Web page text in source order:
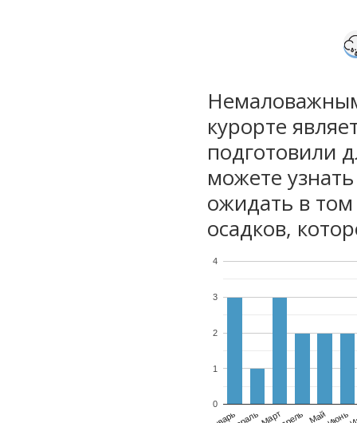
курорте
подготовили
можете
ожидать в
осадков,
Март МайИюнь
0
1
2
3
4